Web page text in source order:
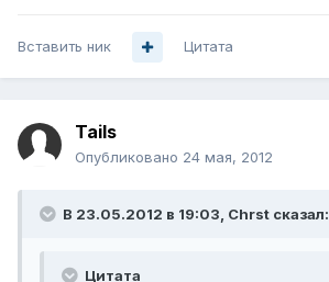
Вставить ник Цитата
Tails
Опубликовано 24 мая, 2012
В 23.05.2012 в 19:03, Chrst сказал:
Цитата